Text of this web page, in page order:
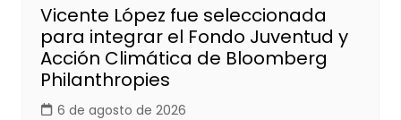
Vicente López fue seleccionada
para integrar el Fondo Juventud y
Acción Climática de Bloomberg
Philanthropies
6 de agosto de 2026